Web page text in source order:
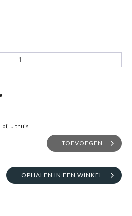
bij u thuis
TOEVOEGEN
OPHALEN IN EEN WINKEL